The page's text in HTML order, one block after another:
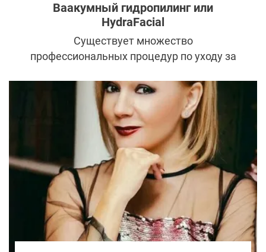
Ваакумный гидропилинг или
HydraFacial
Существует множество
профессиональных процедур по уходу за
результаты, но одна выделяется среди
остальных: ваакумный гидропилинг.